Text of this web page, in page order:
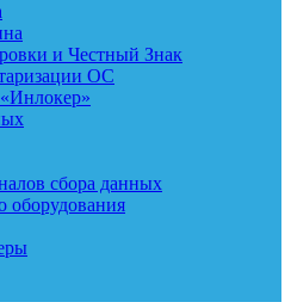
и Честный Знак
ОС
сбора данных
оборудования